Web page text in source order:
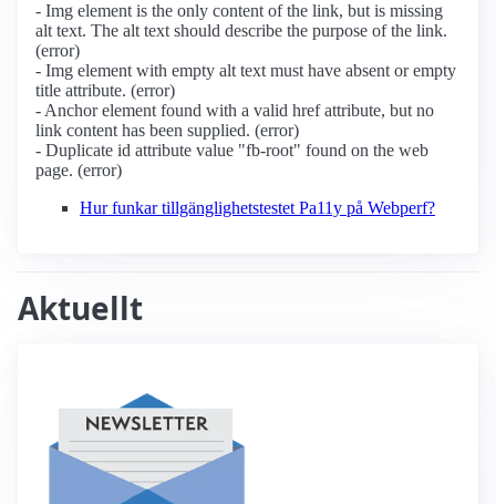
- Img element is the only content of the link, but is missing
alt text. The alt text should describe the purpose of the link.
(error)
- Img element with empty alt text must have absent or empty
title attribute. (error)
- Anchor element found with a valid href attribute, but no
link content has been supplied. (error)
- Duplicate id attribute value "fb-root" found on the web
page. (error)
Hur funkar tillgänglighetstestet Pa11y på Webperf?
Aktuellt